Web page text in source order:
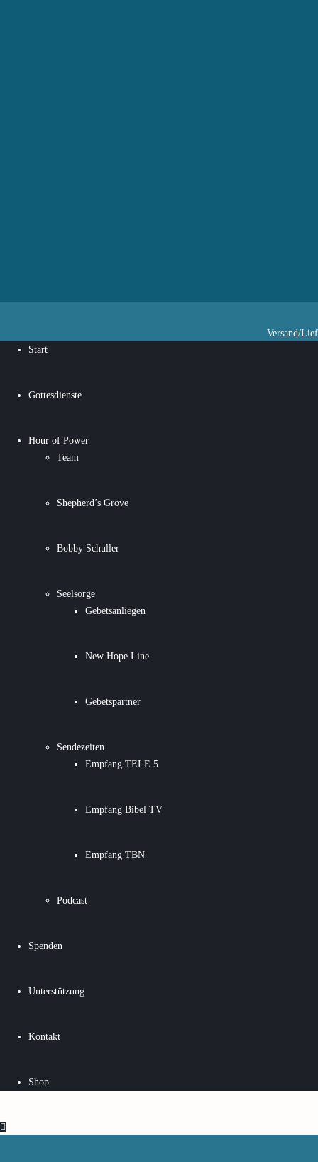
Versand/
Start
Gottesdienste
Hour of Power
Team
Shepherd’s Grove
Bobby Schuller
Seelsorge
Gebetsanliegen
New Hope Line
Gebetspartner
Sendezeiten
Empfang TELE 5
Empfang Bibel TV
Empfang TBN
Podcast
Spenden
Unterstützung
Kontakt
Shop